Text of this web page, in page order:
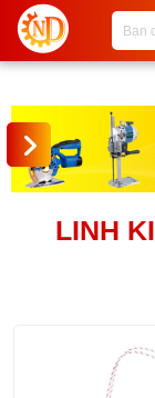
Danh Mục
LINH